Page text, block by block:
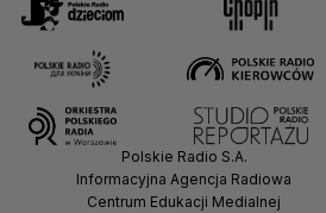
Polskie Radio S.A.
Informacyjna Agencja Radiowa
Centrum Edukacji Medialnej